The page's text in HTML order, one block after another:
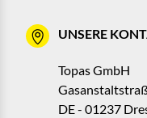
UNSERE
Topas GmbH
DE - 01237